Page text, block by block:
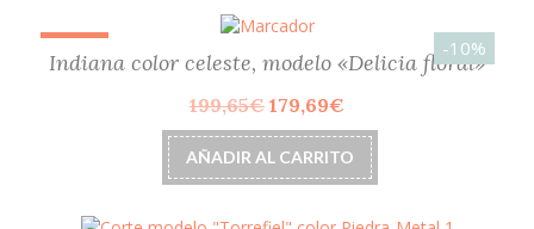
-10%
Indiana color celeste, modelo «Delicia floral»
199,65€ El
precio
original
era:
179,69€
precio
actual
es:
AÑADIR AL CARRITO